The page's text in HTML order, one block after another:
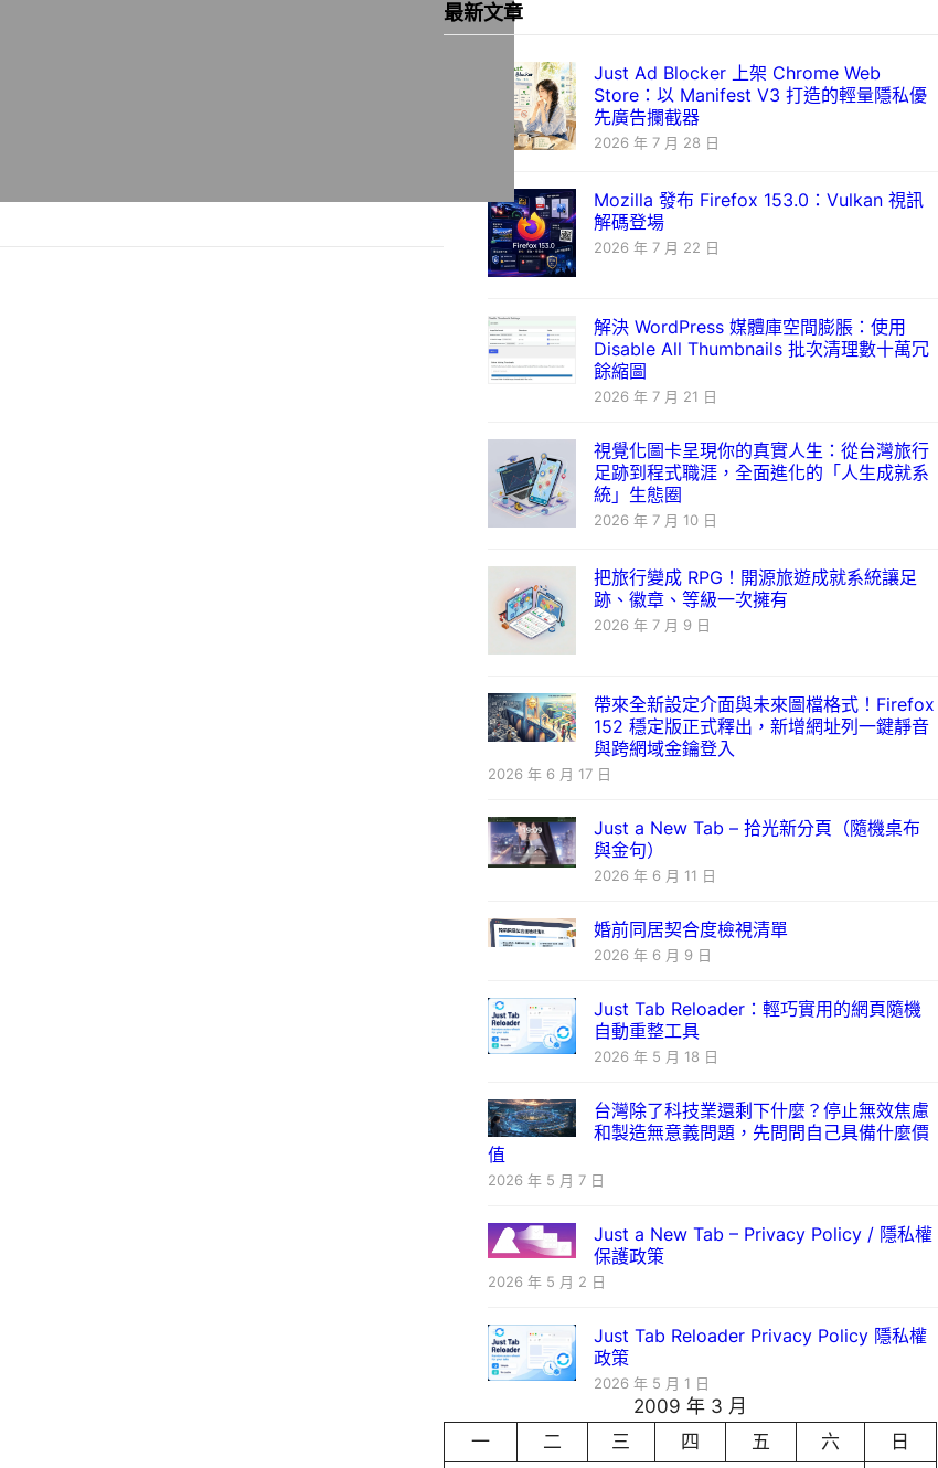
最新文章
Just Ad Blocker 上架 Chrome Web
Store：以 Manifest V3 打造的輕量隱私優
先廣告攔截器
2026 年 7 月 28 日
Mozilla 發布 Firefox 153.0：Vulkan 視訊
解碼登場
2026 年 7 月 22 日
解決 WordPress 媒體庫空間膨脹：使用
Disable All Thumbnails 批次清理數十萬冗
餘縮圖
2026 年 7 月 21 日
視覺化圖卡呈現你的真實人生：從台灣旅行
足跡到程式職涯，全面進化的「人生成就系
統」生態圈
2026 年 7 月 10 日
把旅行變成 RPG！開源旅遊成就系統讓足
跡、徽章、等級一次擁有
2026 年 7 月 9 日
帶來全新設定介面與未來圖檔格式！Firefox
152 穩定版正式釋出，新增網址列一鍵靜音
與跨網域金鑰登入
2026 年 6 月 17 日
Just a New Tab – 拾光新分頁（隨機桌布
與金句）
2026 年 6 月 11 日
婚前同居契合度檢視清單
2026 年 6 月 9 日
Just Tab Reloader：輕巧實用的網頁隨機
自動重整工具
2026 年 5 月 18 日
台灣除了科技業還剩下什麼？停止無效焦慮
和製造無意義問題，先問問自己具備什麼價
值
2026 年 5 月 7 日
Just a New Tab – Privacy Policy / 隱私權
保護政策
2026 年 5 月 2 日
Just Tab Reloader Privacy Policy 隱私權
政策
2026 年 5 月 1 日
2009 年 3 月
一
二 三 四 五 六
日